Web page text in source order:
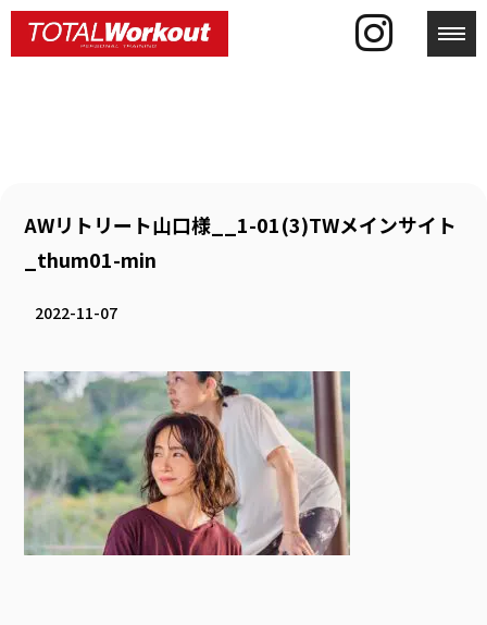
AWリトリート山口様__1-01(3)TWメインサイト
_thum01-min
2022-11-07